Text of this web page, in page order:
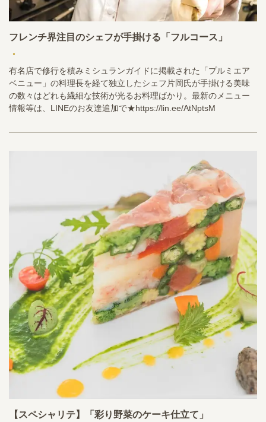
フレンチ界注目のシェフが手掛ける「フルコース」
・
有名店で修行を積みミシュランガイドに掲載された「プルミエア
ベニュー」の料理長を経て独立したシェフ片岡氏が手掛ける美味
の数々はどれも繊細な技術が光るお料理ばかり。最新のメニュー
情報等は、LINEのお友達追加で★https://lin.ee/AtNptsM
【スペシャリテ】「彩り野菜のケーキ仕立て」